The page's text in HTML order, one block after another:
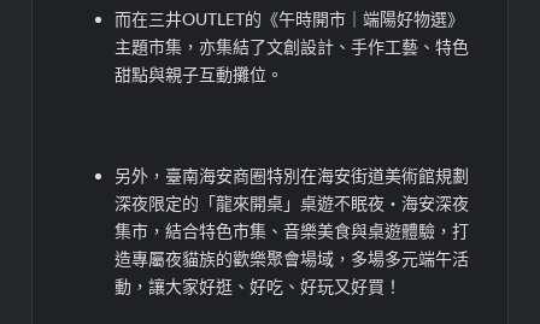
而在三井OUTLET的《午時開市｜端陽好物選》
主題市集，亦集結了文創設計、手作工藝、特色
甜點與親子互動攤位。
另外，臺南海安商圈特別在海安街道美術館規劃
深夜限定的「龍來開桌」桌遊不眠夜‧海安深夜
集市，結合特色市集、音樂美食與桌遊體驗，打
造專屬夜貓族的歡樂聚會場域，多場多元端午活
動，讓大家好逛、好吃、好玩又好買！